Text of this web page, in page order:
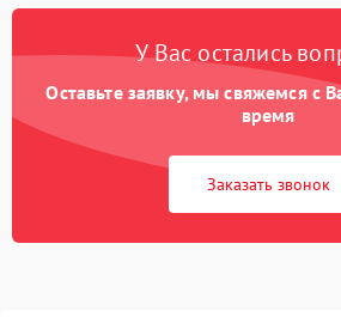
У Вас остались
Оставьте заявку, мы свяжемся с
время
Заказать звонок